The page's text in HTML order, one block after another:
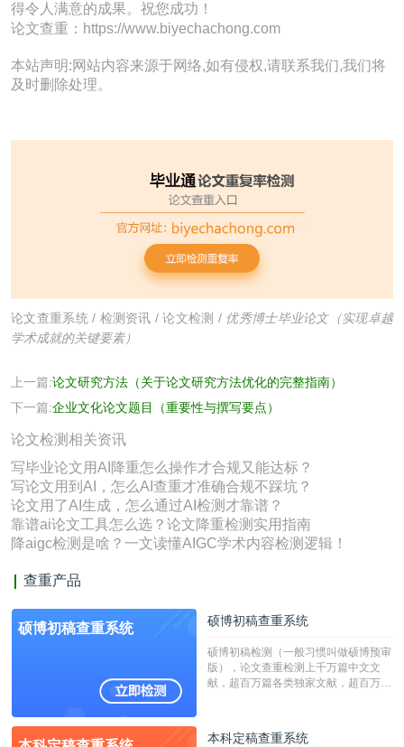
得令人满意的成果。祝您成功！
论文查重：https://www.biyechachong.com
本站声明:网站内容来源于网络,如有侵权,请联系我们,我们将
及时删除处理。
论文查重系统/ 检测资讯 /论文检测 / 优秀博士毕业论文（实现卓越
学术成就的关键要素）
上一篇:论文研究方法（关于论文研究方法优化的完整指南）
下一篇:企业文化论文题目（重要性与撰写要点）
论文检测相关资讯
写毕业论文用AI降重怎么操作才合规又能达标？
写论文用到AI，怎么AI查重才准确合规不踩坑？
论文用了AI生成，怎么通过AI检测才靠谱？
靠谱ai论文工具怎么选？论文降重检测实用指南
降aigc检测是啥？一文读懂AIGC学术内容检测逻辑！
查重产品
硕博初稿查重系统 硕博初稿查重系统
硕博初稿检测（一般习惯叫做硕博预审
版），论文查重检测上千万篇中文文
献，超百万篇各类独家文献，超百万港
校用来检测硕博论文的系统，检测范围
本科定稿查重系统